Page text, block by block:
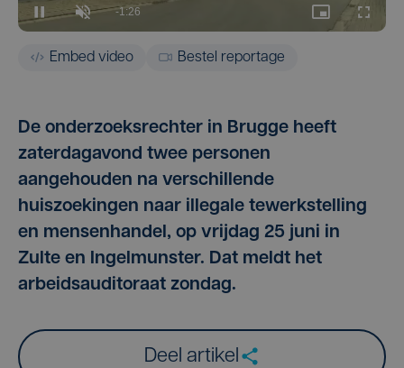
Embed video Bestel reportage
De onderzoeksrechter in Brugge heeft
zaterdagavond twee personen
aangehouden na verschillende
huiszoekingen naar illegale tewerkstelling
en mensenhandel, op vrijdag 25 juni in
Zulte en Ingelmunster. Dat meldt het
arbeidsauditoraat zondag.
Deel artikel